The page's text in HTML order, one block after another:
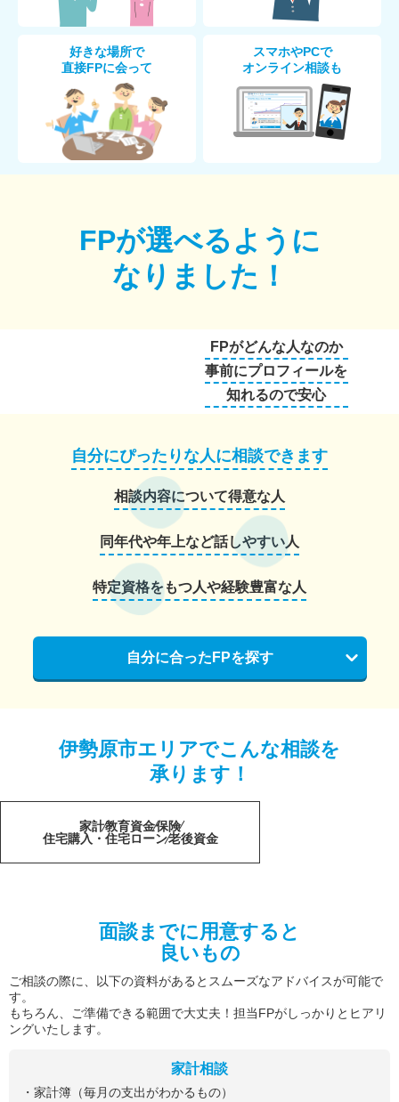
好きな場所で
直接FPに会って
スマホやPCで
オンライン相談も
FPが選べるように
なりました！
FPがどんな人なのか
事前にプロフィールを
知れるので安心
自分にぴったりな人に相談できます
相談内容について得意な人
同年代や年上など話しやすい人
特定資格をもつ人や経験豊富な人
自分に合ったFPを探す
伊勢原市エリアでこんな相談を
承ります！
家計教育資金保険
住宅購入・住宅ローン老後資金
面談までに用意すると
良いもの
ご相談の際に、以下の資料があるとスムーズなアドバイスが可能で
す。
もちろん、ご準備できる範囲で大丈夫！担当FPがしっかりとヒアリ
ングいたします。
家計相談
・家計簿（毎月の支出がわかるもの）